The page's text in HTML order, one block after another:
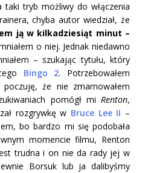
tryb możliwy do włączenia
chyba autor wiedział, że
ją w kilkadziesiąt minut –
o niej. Jednak niedawno
– szukając tytułu, który
Bingo 2. Potrzebowałem
że nie zmarnowałem
pomógł mi Renton,
rozgrywkę w Bruce Lee II –
bo bardzo mi się podobała
momencie filmu, Renton
trudna i on nie da rady jej w
Borsuk lub ja dalibyśmy